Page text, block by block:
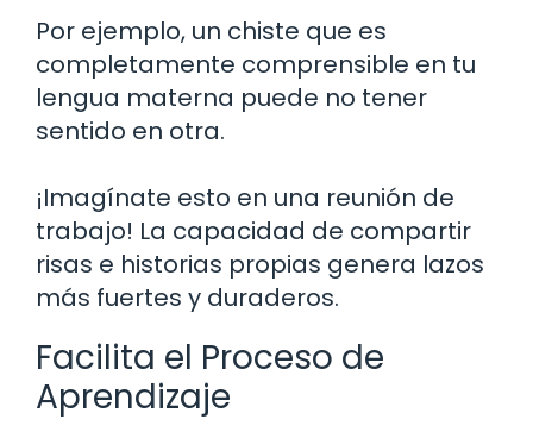
Por ejemplo, un chiste que es
completamente comprensible en tu
lengua materna puede no tener
sentido en otra.
¡Imagínate esto en una reunión de
trabajo! La capacidad de compartir
risas e historias propias genera lazos
más fuertes y duraderos.
Facilita el Proceso de
Aprendizaje